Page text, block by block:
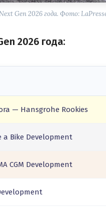
Gen 2026 года. Фото:
2026 года:
— Hansgrohe Rookies
a Bike Development
CGM Development